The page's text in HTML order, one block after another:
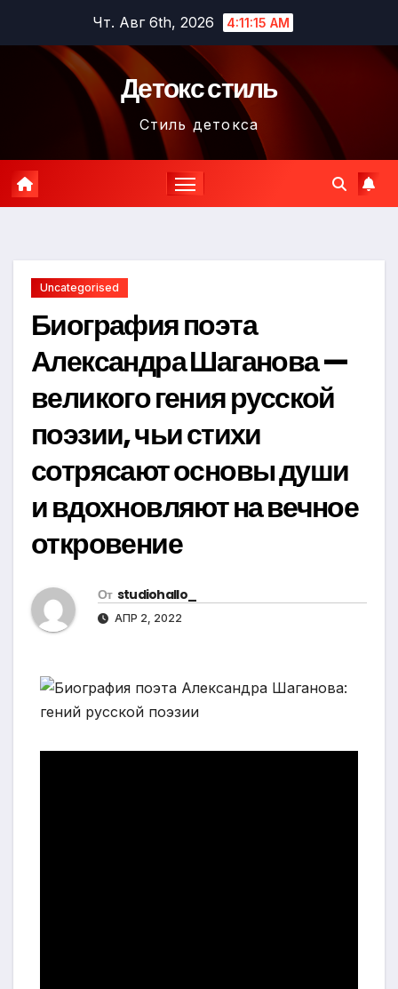
содержимому
Чт. Авг 6th, 2026 4:11:16 AM
Детокс стиль
Стиль детокса
Uncategorised
Биография поэта
Александра Шаганова —
великого гения русской
поэзии, чьи стихи
сотрясают основы души
и вдохновляют на вечное
откровение
От studiohallo_
АПР 2, 2022